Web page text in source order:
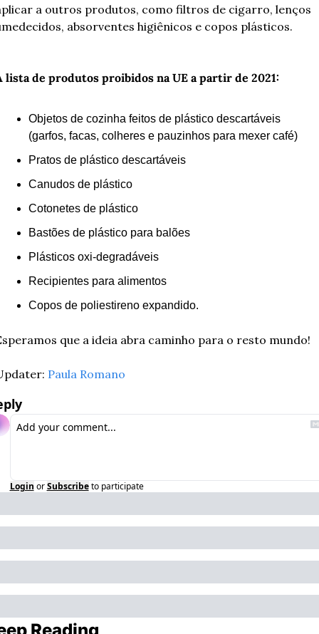
a outros produtos, como filtros de cigarro, lenços
absorventes higiênicos e copos plásticos.
lista de produtos proibidos na UE a partir de 2021:
Objetos de cozinha feitos de plástico descartáveis
(garfos, facas, colheres e pauzinhos para mexer café)
Pratos de plástico descartáveis
Canudos de plástico
Cotonetes de plástico
Bastões de plástico para balões
Plásticos oxi-degradáveis
Recipientes para alimentos
Copos de poliestireno expandido.
que a ideia abra caminho para o resto mundo!
Paula Romano
Login or Subscribe to participate